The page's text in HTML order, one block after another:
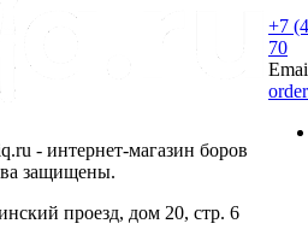
- интернет-магазин боров
защищены.
проезд, дом 20, стр. 6
+7
70